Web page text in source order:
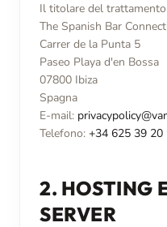
Il titolare del
The Spanish Bar
Carrer de la Punta 5
Paseo Playa d'en Bossa
07800 Ibiza
Spagna
E-mail:
Telefono: +34 625 39 20
2. HOSTING
SERVER